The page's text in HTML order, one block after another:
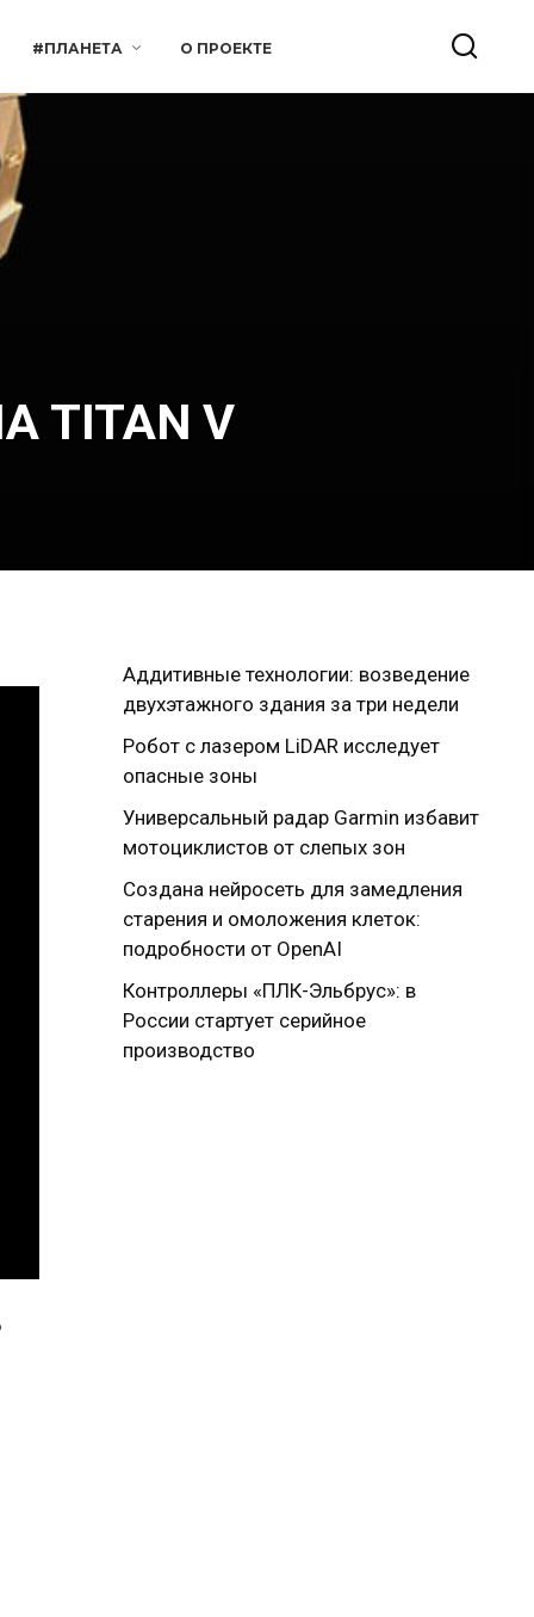
#ПЛАНЕТА О ПРОЕКТЕ
TITAN V
Аддитивные технологии: возведение
двухэтажного здания за три недели
Робот с лазером LiDAR исследует
опасные зоны
Универсальный радар Garmin избавит
мотоциклистов от слепых зон
Создана нейросеть для замедления
старения и омоложения клеток:
подробности от OpenAI
Контроллеры «ПЛК-Эльбрус»: в
России стартует серийное
производство